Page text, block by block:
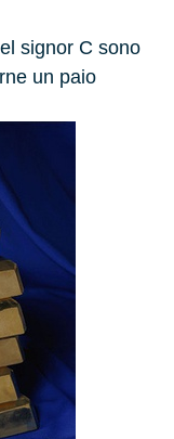
signor C sono
un paio